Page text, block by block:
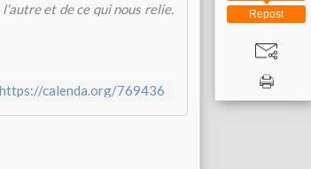
l'autre et de ce qui nous relie.
https://calenda.org/769436
Repost